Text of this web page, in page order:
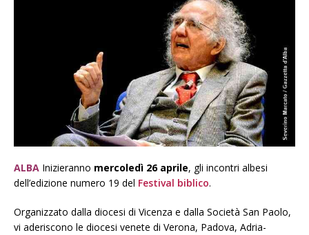
ALBA Inizieranno mercoledì 26 aprile, gli incontri albesi
dell’edizione numero 19 del Festival biblico.
Organizzato dalla diocesi di Vicenza e dalla Società San Paolo,
vi aderiscono le diocesi venete di Verona, Padova, Adria-